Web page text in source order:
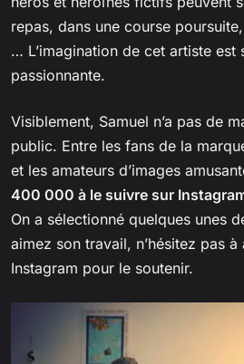
repas, dans une course
… L’imagination de cet artiste est
passionnante.
Visiblement, Samuel n’a pas de
public. Entre les fans de la
et les amateurs d’images
400 000 à le suivre sur
On a sélectionné quelques unes
aimez son travail, n’hésitez pas à
Instagram pour le soutenir.